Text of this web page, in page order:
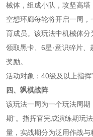
械体，组成小队，攻坚高塔
空想环廊每轮将开启一周
育成员。该玩法中机械体
领取黑卡、6星·意识碎片
奖励。
活动对象：40级及以上指挥
四、飒棋战阵
该玩法一周为一个玩法周期
期”。指挥官完成演练期玩
量，实战期分为泛用作战